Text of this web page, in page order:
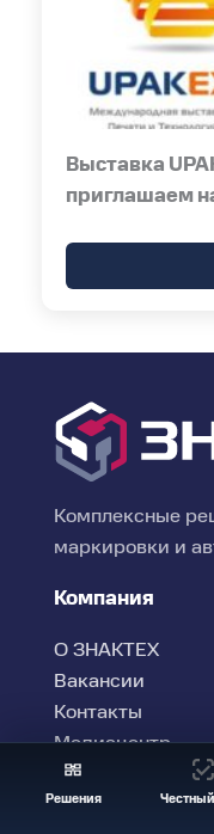
Выставка
приглашаем
Комплексные
маркировки и
Компания
О ЗНАКТЕХ
Вакансии
Контакты
Медиацентр
Услуги
Решения